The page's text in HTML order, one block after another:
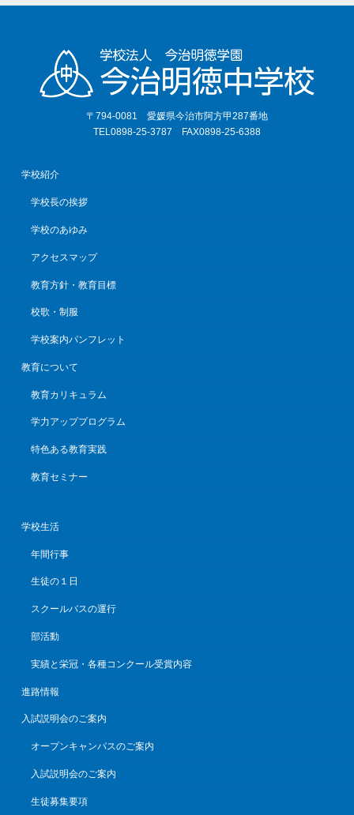
〒794-0081 愛媛県今治市阿方甲287番地
TEL0898-25-3787 FAX0898-25-6388
学校紹介
学校長の挨拶
学校のあゆみ
アクセスマップ
教育方針・教育目標
校歌・制服
学校案内パンフレット
教育について
教育カリキュラム
学力アッププログラム
特色ある教育実践
教育セミナー
学校生活
年間行事
生徒の１日
スクールバスの運行
部活動
実績と栄冠・各種コンクール受賞内容
進路情報
入試説明会のご案内
オープンキャンパスのご案内
入試説明会のご案内
生徒募集要項